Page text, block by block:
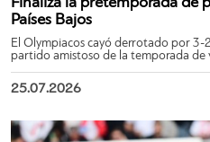
Países Bajos
El Olympiacos cayó derrotado por 3-
partido amistoso de la temporada de
25.07.2026